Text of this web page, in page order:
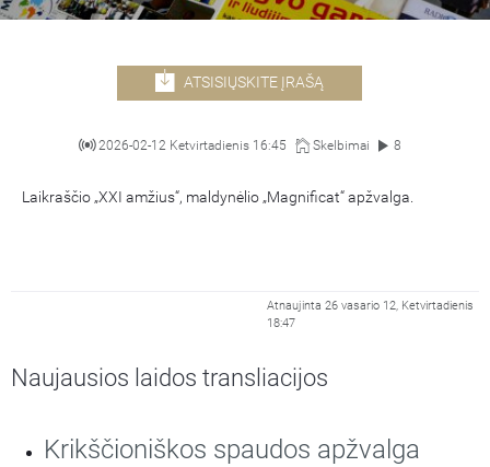
ATSISIŲSKITE ĮRAŠĄ
2026-02-12 Ketvirtadienis 16:45 Skelbimai 8
Laikraščio „XXI amžius“, maldynėlio „Magnificat“ apžvalga.
Atnaujinta 26 vasario 12, Ketvirtadienis
18:47
Naujausios laidos transliacijos
Krikščioniškos spaudos apžvalga